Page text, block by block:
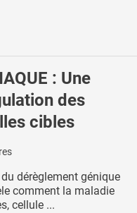
: Une
des
cibles
dérèglement génique
comment la maladie
cellule ...